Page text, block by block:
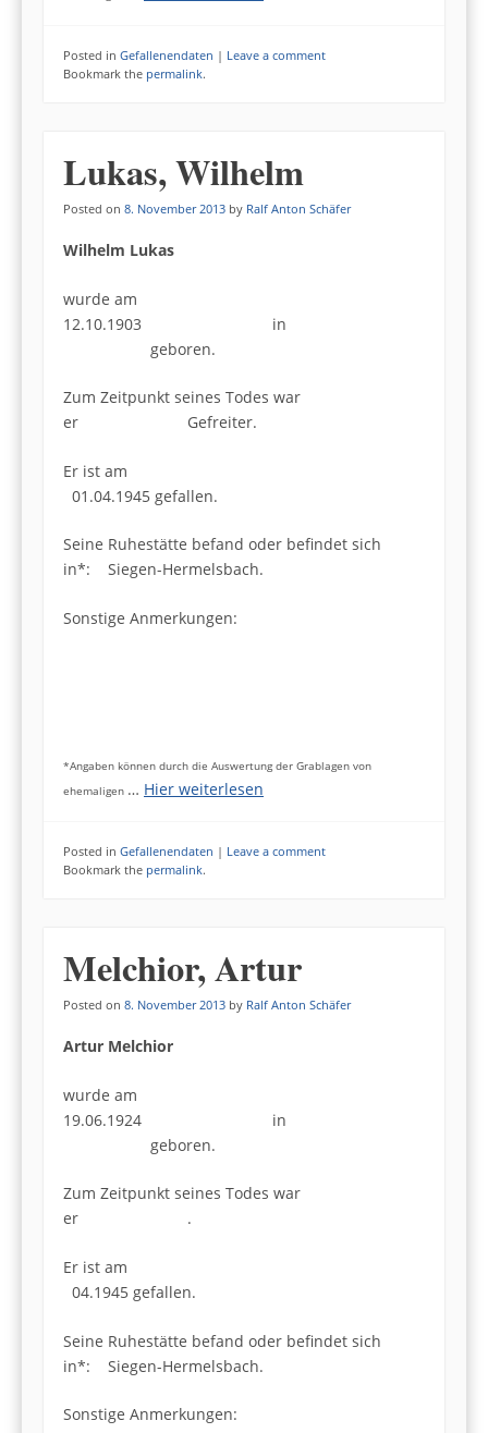
Posted in Gefallenendaten | Leave a comment
Bookmark the permalink.
Lukas, Wilhelm
Posted on 8. November 2013 by Ralf Anton Schäfer
Wilhelm Lukas
wurde am
12.10.1903 in
geboren.
Zum Zeitpunkt seines Todes war
er Gefreiter.
Er ist am
01.04.1945 gefallen.
Seine Ruhestätte befand oder befindet sich
in*: Siegen-Hermelsbach.
Sonstige Anmerkungen:
*Angaben können durch die Auswertung der Grablagen von
ehemaligen … Hier weiterlesen
Posted in Gefallenendaten | Leave a comment
Bookmark the permalink.
Melchior, Artur
Posted on 8. November 2013 by Ralf Anton Schäfer
Artur Melchior
wurde am
19.06.1924 in
geboren.
Zum Zeitpunkt seines Todes war
er .
Er ist am
04.1945 gefallen.
Seine Ruhestätte befand oder befindet sich
in*: Siegen-Hermelsbach.
Sonstige Anmerkungen: